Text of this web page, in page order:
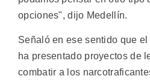
opciones", dijo Medellín.
Señaló en ese sentido que
ha presentado proyectos de
combatir a los